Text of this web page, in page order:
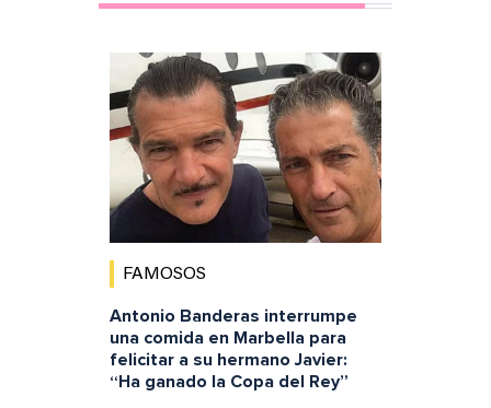
FAMOSOS
Antonio Banderas interrumpe
una comida en Marbella para
felicitar a su hermano Javier:
“Ha ganado la Copa del Rey”